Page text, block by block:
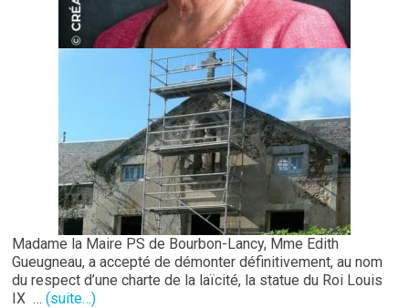
Madame la Maire PS de Bourbon-Lancy, Mme Edith
Gueugneau, a accepté de démonter définitivement, au nom
du respect d’une charte de la laïcité, la statue du Roi Louis
IX …(suite…)